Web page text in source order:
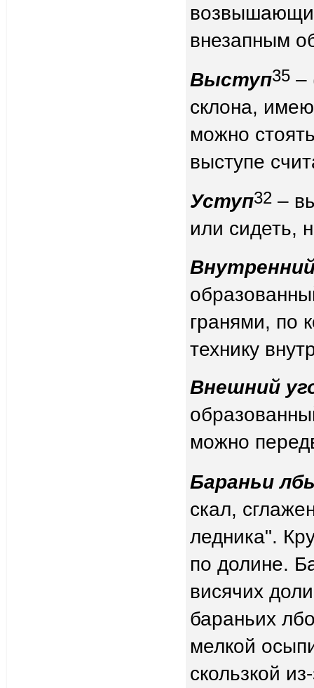
внезапным
Выступ35 –
склона,
можно
выступе
Уступ32 –
или сидеть,
гранями, по
технику
Внешний
можно
Бараньи
скал,
ледника".
по долине.
висячих
бараньих
мелкой
скользкой